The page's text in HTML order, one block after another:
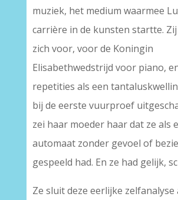
muziek, het medium waarmee
carrière in de kunsten startte.
zich voor, voor de Koningin
Elisabethwedstrijd voor piano,
repetities als een
bij de eerste vuurproef
zei haar moeder haar dat ze als
automaat zonder gevoel of
gespeeld had. En ze had gelijk,
Ze sluit deze eerlijke zelfanalyse